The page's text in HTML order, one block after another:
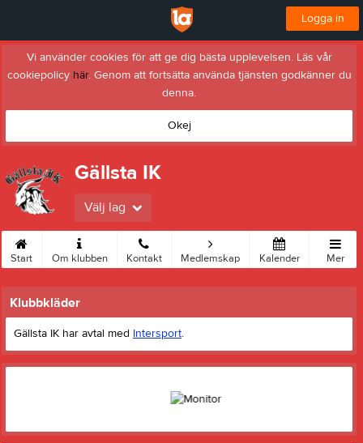
Logga in
Vi använder cookies för att ge dig bästa upplevelsen. Läs vår
cookiepolicy här. Genom att fortsätta använda tjänsten godkänner du
denna.
Okej
Gällsta IK
Välj lag
Start Om klubben Kontakt Medlemskap Kalender Mer
Klubbkläder
Gällsta IK har avtal med Intersport.